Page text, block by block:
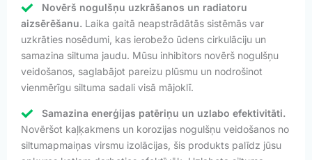
Novērš nogulšņu uzkrāšanos un radiatoru
aizsērēšanu. Laika gaitā neapstrādātās sistēmās var
uzkrāties nosēdumi, kas ierobežo ūdens cirkulāciju un
samazina siltuma jaudu. Mūsu inhibitors novērš nogulšņu
veidošanos, saglabājot pareizu plūsmu un nodrošinot
vienmērīgu siltuma sadali visā mājoklī.
Samazina enerģijas patēriņu un uzlabo efektivitāti.
Novēršot kaļķakmens un korozijas nogulšņu veidošanos no
siltumapmaiņas virsmu izolācijas, šis produkts palīdz jūsu